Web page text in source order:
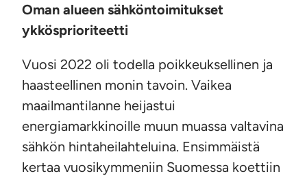
Oman alueen sähköntoimitukset
ykkösprioriteetti
Vuosi 2022 oli todella poikkeuksellinen ja
haasteellinen monin tavoin. Vaikea
maailmantilanne heijastui
energiamarkkinoille muun muassa valtavina
sähkön hintaheilahteluina. Ensimmäistä
kertaa vuosikymmeniin Suomessa koettiin